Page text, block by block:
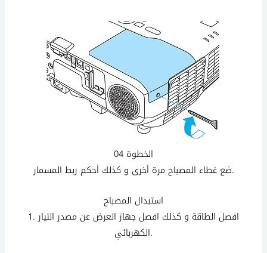
الخطوة 04
ضع غطاء المصباح مرة أخرى و كذلك أحكم ربط المسمار.
استبدال المصباح
1. افصل الطاقة و كذلك افصل جهاز العرض عن مصدر التيار
الكهربائي.